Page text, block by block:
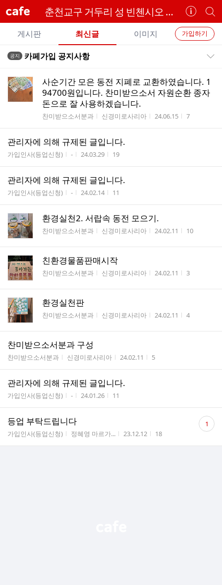
cafe 춘천교구 거두리 성 빈첸시오 드 폴 성당
카
페
정
보
개
별
카
페
검
카
페
메
가입하기
게시판 최신글 이미지
전
글
공지 카페가입 공지사항
사순기간 모은 동전 지폐로 교환하였습니다. 1
94700원입니다. 찬미받으소서 자원순환 종자
돈으로 잘 사용하겠습니다.
게시판명
찬미받으소서분과 작성자
신경미로사리아 작성시간
24.06.15 조회수
7
관리자에 의해 규제된 글입니다.
게시판명
가입인사(등업신청) 작성자
- 작성시간
24.03.29 조회수
19
관리자에 의해 규제된 글입니다.
게시판명
가입인사(등업신청) 작성자
- 작성시간
24.02.14 조회수
11
환경실천2. 서랍속 동전 모으기.
게시판명
찬미받으소서분과 작성자
신경미로사리아 작성시간
24.02.11 조회수
10
친환경물품판매시작
게시판명
찬미받으소서분과 작성자
신경미로사리아 작성시간
24.02.11 조회수
3
환경실천판
게시판명
찬미받으소서분과 작성자
신경미로사리아 작성시간
24.02.11 조회수
4
찬미받으소서분과 구성
게시판명
찬미받으소서분과 작성자
신경미로사리아 작성시간
24.02.11 조회수
5
관리자에 의해 규제된 글입니다.
게시판명
가입인사(등업신청) 작성자
- 작성시간
24.01.26 조회수
11
등업 부탁드립니다
게시판명
가입인사(등업신청) 작성자
정혜영 마르가... 작성시간
23.12.12 조회수
18
댓
글 1